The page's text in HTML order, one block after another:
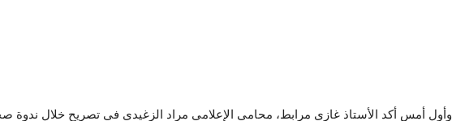
وأول أمس أكد الأستاذ غازي مرابط، محامي الإعلامي مراد الزغيدي في تصريح خلال ندوة